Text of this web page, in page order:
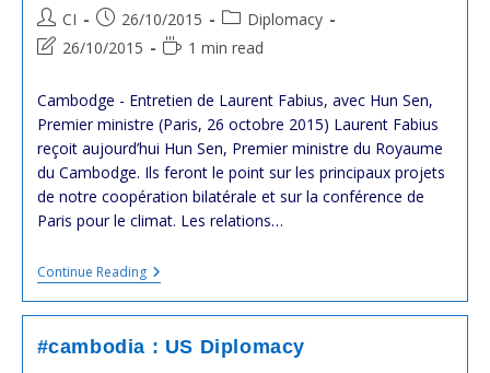
Hun
Sen,
Premier
Du
Cambodge,
En
Présence
De
@MatthiasFekl
Post
author:
CI
Post
published:
26/10/2015
Post
category:
Diplomacy
Post
modified:
26/10/2015
Reading1 min read
Cambodge - Entretien de Laurent Fabius, avec Hun Sen,
Premier ministre (Paris, 26 octobre 2015) Laurent Fabius
reçoit aujourd’hui Hun Sen, Premier ministre du Royaume
du Cambodge. Ils feront le point sur les principaux projets
de notre coopération bilatérale et sur la conférence de
Paris pour le climat. Les relations…
Continue Reading#cambodge
:
Entretien
Laurent
Fabius
#cambodia : US Diplomacy